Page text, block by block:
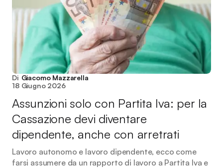
Di Giacomo Mazzarella
18 Giugno 2026
Assunzioni solo con Partita Iva: per la
Cassazione devi diventare
dipendente, anche con arretrati
Lavoro autonomo e lavoro dipendente, ecco come
farsi assumere da un rapporto di lavoro a Partita Iva e